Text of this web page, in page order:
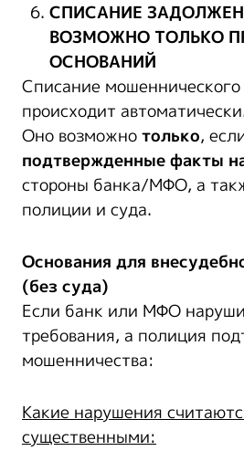
СПИСАНИЕ
ВОЗМОЖНО ТОЛЬКО
ОСНОВАНИЙ
Списание мошеннического
происходит
Оно возможнотолько,
подтвержденные факты
стороны банка/МФО, а
полиции и суда.
Основания для
(без суда)
Если банк или МФО
требования, а полиция
мошенничества:
Какие нарушения
существенными: